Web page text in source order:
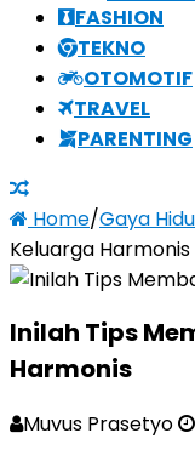
FASHION
TEKNO
OTOMOTIF
TRAVEL
PARENTING
Home/Gaya
Keluarga Harmonis
Inilah Tips
Harmonis
Muvus Prasetyo